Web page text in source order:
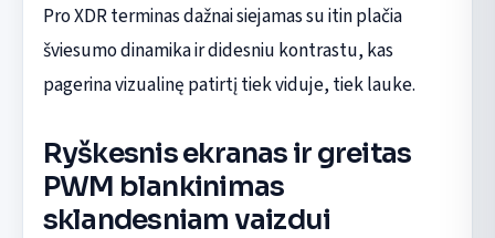
Pro XDR terminas dažnai siejamas su itin plačia
šviesumo dinamika ir didesniu kontrastu, kas
pagerina vizualinę patirtį tiek viduje, tiek lauke.
Ryškesnis ekranas ir greitas
PWM blankinimas
sklandesniam vaizdui